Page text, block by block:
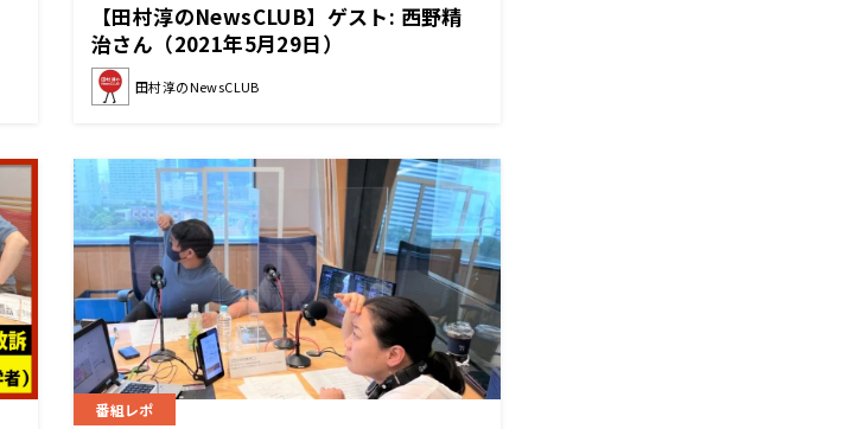
【田村淳のNewsCLUB】ゲスト: 西野精
治さん（2021年5月29日）
田村淳のNewsCLUB
番組レポ